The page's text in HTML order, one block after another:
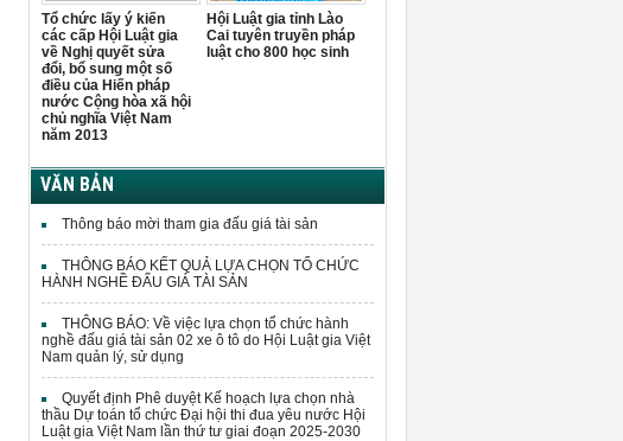
Tổ chức lấy ý kiến
các cấp Hội Luật gia
về Nghị quyết sửa
đổi, bổ sung một số
điều của Hiến pháp
nước Cộng hòa xã hội
chủ nghĩa Việt Nam
năm 2013
Hội Luật gia tỉnh Lào
Cai tuyên truyền pháp
luật cho 800 học sinh
VĂN BẢN
Thông báo mời tham gia đấu giá tài sản
THÔNG BÁO KẾT QUẢ LỰA CHỌN TỔ CHỨC
HÀNH NGHỀ ĐẤU GIÁ TÀI SẢN
THÔNG BÁO: Về việc lựa chọn tổ chức hành
nghề đấu giá tài sản 02 xe ô tô do Hội Luật gia Việt
Nam quản lý, sử dụng
Quyết định Phê duyệt Kế hoạch lựa chọn nhà
thầu Dự toán tổ chức Đại hội thi đua yêu nước Hội
Luật gia Việt Nam lần thứ tư giai đoạn 2025-2030